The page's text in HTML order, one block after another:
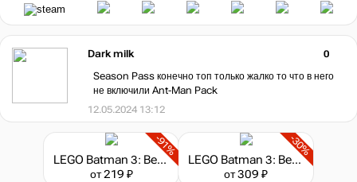
Dark milk
0
Season Pass конечно топ только жалко то что в него
не включили Ant-Man Pack
12.05.2024 13:12
-91%
LEGO Batman 3: Beyond Gotham
от 219 ₽
-30%
LEGO Batman 3: Beyond Gotham - Premium Edition
от 309 ₽